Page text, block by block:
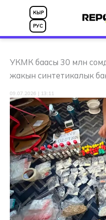
КЫР
РУС
УКМК баасы 30 млн
жакын синтетикалык
09.07.2026 | 13:11